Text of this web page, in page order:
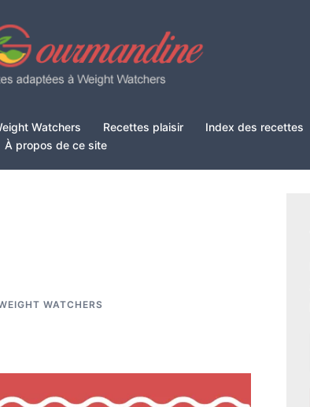
Watchers Recettes plaisir Index des recettes
À propos de ce site
WATCHERS